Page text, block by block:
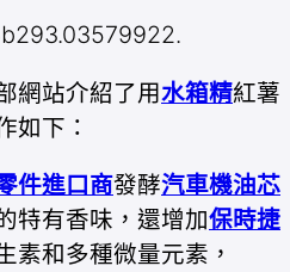
網站介紹了用水箱精紅薯
如下：
件進口商發酵汽車機油芯
特有香味，還增加保時捷
素和多種微量元素，